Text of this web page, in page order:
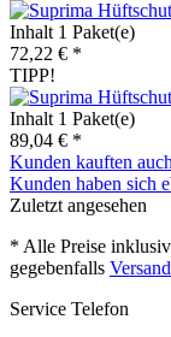
Inhalt 1 Paket(e)
72,22 € *
TIPP!
Inhalt 1 Paket(e)
89,04 € *
Kunden kauften auch
Kunden haben sich
Zuletzt angesehen
* Alle Preise
gegebenfalls
Service Telefon